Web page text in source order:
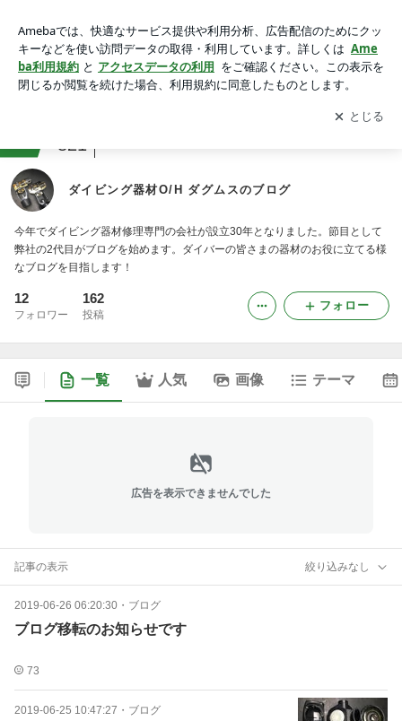
アプリをダウンロードして ブログの更新通知
を受け取りまし
ょう。
開く
821
ダイビング器材O/H ダグムスのブログ
今年でダイビング器材修理専門の会社が設立30年となりました。節目として
弊社の2代目がブログを始めます。ダイバーの皆さまの器材のお役に立てる様
なブログを目指します！
12
フォロワー
162
投稿
フォロー
一覧 人気 画像 テーマ
広告を表示できませんでした
記事の表示 絞り込みなし
2019-06-26 06:20:30 ・ ブログ
ブログ移転のお知らせです
73
2019-06-25 10:47:27 ・ ブログ